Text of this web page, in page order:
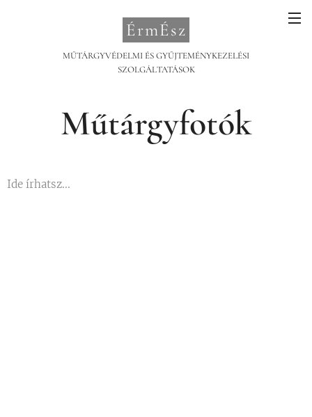
ÉrmÉsz
MŰTÁRGYVÉDELMI ÉS GYŰJTEMÉNYKEZELÉSI
SZOLGÁLTATÁSOK
Műtárgyfotók
Ide írhatsz...